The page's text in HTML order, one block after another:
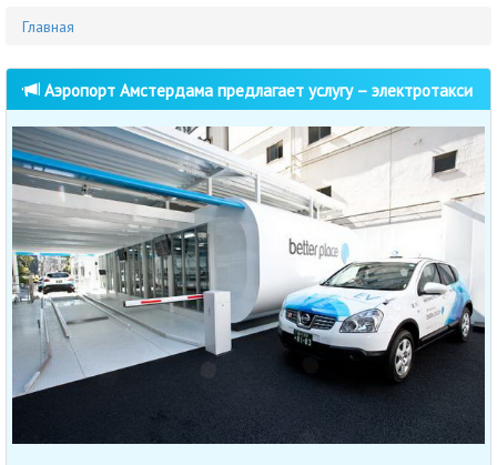
Главная
Аэропорт Амстердама предлагает услугу – электротакси